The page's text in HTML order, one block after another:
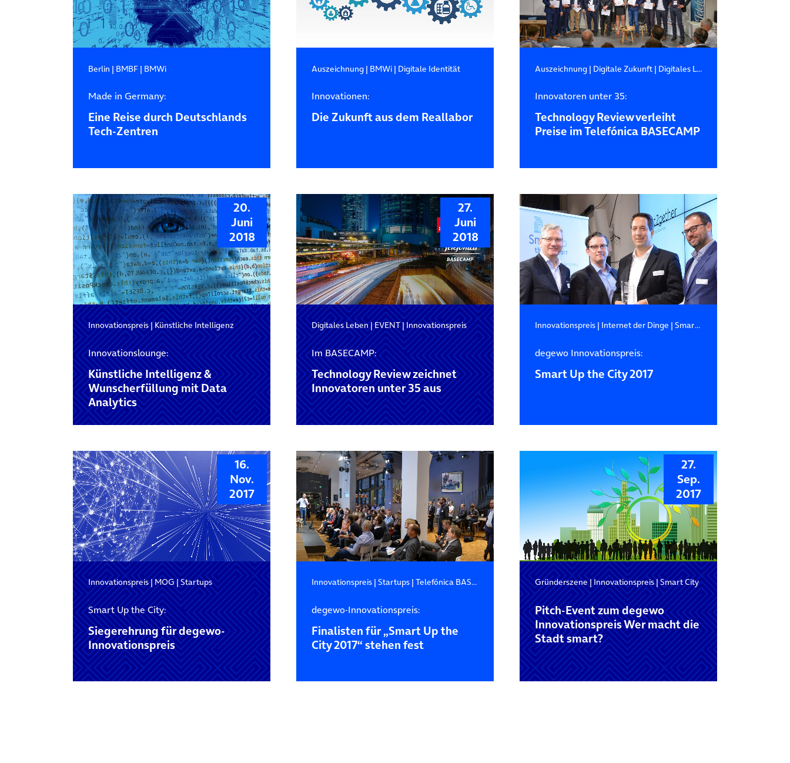
Berlin | BMBF| BMWi
Made in Germany:
Eine Reise durch Deutschlands
Tech-Zentren
Auszeichnung| BMWi| Digitale Identität
Innovationen:
Die Zukunft aus dem Reallabor
Auszeichnung| Digitale Zukunft| Digitales Leben
Innovatoren unter 35:
Technology Review verleiht
Preise im Telefónica BASECAMP
20.
Juni
2018
Innovationspreis|Künstliche Intelligenz
Innovationslounge:
Künstliche Intelligenz &
Wunscherfüllung mit Data
Analytics
27.
Juni
2018
Digitales Leben|EVENT|Innovationspreis
Im BASECAMP:
Technology Review zeichnet
Innovatoren unter 35 aus
Innovationspreis| Internet der Dinge | Smart City
degewo Innovationspreis:
Smart Up the City 2017
16.
Nov.
2017
Innovationspreis|MOG|Startups
Smart Up the City:
Siegerehrung für degewo-
Innovationspreis
Innovationspreis| Startups| Telefónica BASECAMP
degewo-Innovationspreis:
Finalisten für „Smart Up the
City 2017“ stehen fest
27.
Sep.
2017
Gründerszene|Innovationspreis|Smart City
Pitch-Event zum degewo
Innovationspreis Wer macht die
Stadt smart?